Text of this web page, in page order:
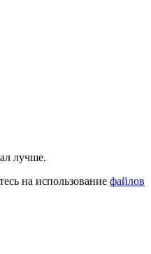
лучше.
на использование файлов